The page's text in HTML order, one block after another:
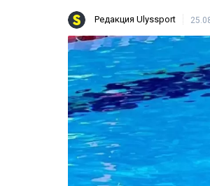
Редакция Ulyssport